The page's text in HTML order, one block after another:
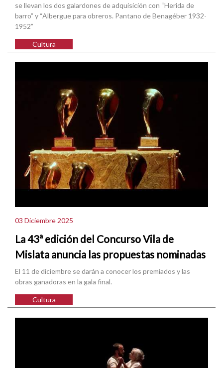
se llevan los dos galardones de adquisición con “Herida de
barro” y “Albergue para obreros. Pantano de Benagéber 1932-
1952”
Cultura
03 Diciembre 2025
La 43ª edición del Concurso Vila de
Mislata anuncia las propuestas nominadas
El 11 de diciembre se darán a conocer los premiados y las
obras ganadoras en la gala final.
Cultura